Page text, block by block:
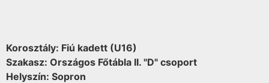
Korosztály: Fiú kadett (U16)
Szakasz: Országos Főtábla II. "D" csoport
Helyszín: Sopron